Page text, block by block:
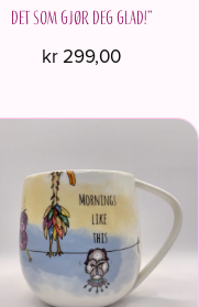
det som gjør deg glad!”
kr 299,00